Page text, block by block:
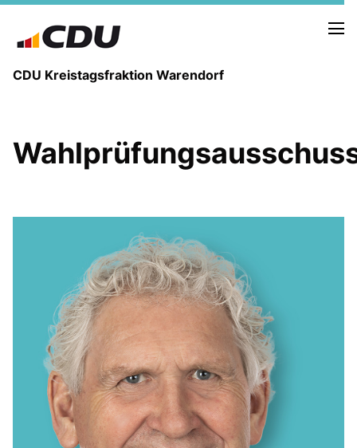
CDU Kreistagsfraktion Warendorf
REDEN UND ANTRÄGE
FRAKTIONSVORSTAND
MITGLIEDER DER CDU-FRAKTION
AUSSCHUSS FÜR KINDER, JUGENDLICHE UND FAMILIEN
AUSSCHUSS FÜR BILDUNG, INTEGRATION, KULTUR UND
SPORT
BAUAUSSCHUSS
FINANZAUSSCHUSS
KREISAUSSCHUSS